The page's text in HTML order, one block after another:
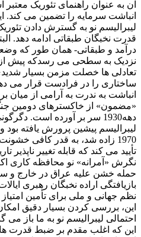
آن به عنوان راهنمای تئوریک
انباشت سرمایه را تضمین می کند.
لیبرالیسم نو به گسترش دادن
قدرت نخبگان طبقاتی ادامه دهد.
درآمد و طبقاتی- همان طور که
تعادلی ها خصلت مزمن بسیار
ساختاری را در فرادست قرار می
انباشت به ندرت به آرامی از میان
«مضمون» از خاکسترهای دومین
دهه1930 سر بر آورده است.
لیبرالیسم پیشین پرورش یافته بود
1970 زاده شد، به قدر کافی خشونت مورد بررسی
تأیید می کند که قابله تغییر
نگرش «آمرانه» نو محافظه کاری
حمله خشن علیه عراق در خارج و
بازیافتگی اراده نخبگان رهبری
نظم جهانی و ملی برای تأمین
این، بررسی کردن بسیار دقیق
احتمالی لیبرالیسم نو به ما باز
این که اغلب مقدم بر ضبط قدرت